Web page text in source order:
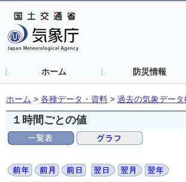
ホーム 防災情報
ホーム > 各種データ・資料 > 過去の気象データ
１時間ごとの値